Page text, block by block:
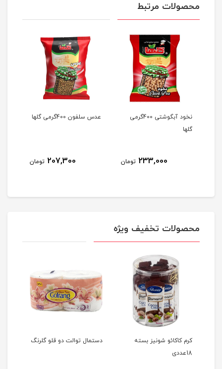
محصولات مرتبط
نخود آبگوشتی 400گرمی
گلها
233,000 تومان
عدس سلفون 400گرمی گلها
207,300 تومان
محصولات تخفیف ویژه
کرم کاکائو شونیز بسته
18عددی
دستمال توالت دو قلو گلرنگ